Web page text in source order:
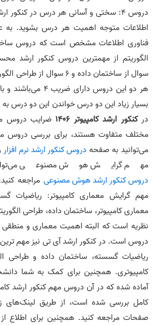
دروس 4: سختی و آسانی هر درس در کنکور
اطلاعات متوجه اهمیت هر درس بشوید. به
فناوری اطلاعات مشخص است که دروس
سوال از ساختمان داده و 6
هر دو این دروس دارای
بسیار زیاد این دو درس خواندن این دو درس
درکنکور ارشد کامپیوتر 1406
ضرایب دروس
مختلف متفاوت هستند، برای بررسی دروس
می‌توانید به صفحه دروس کنکور ارشد نرم افزار
مهم گرایش هوش مصنوعی
دروس کنکور ارشد هوش مصنوعی مراجعه
مهم گرایش معماری کامپیوتر: ریاضیات
معماری کامپیوتر، ساختمان داده، طراحی
نظریه است که البته اهمیت معماری و منطقی
دروس است. در کنکور ارشد آی تی نیز مهم
ریاضیات گسسته، ساختمان داده و طراحی
کامپیوتری. همچنین برای کمک به شما
آماده شده که در آن دروس مهم کنکور ارشد
کامل بررسی شده است، از طریق لینک‌های
صفحات مراجعه کنید. همچنین برای اطلاع از